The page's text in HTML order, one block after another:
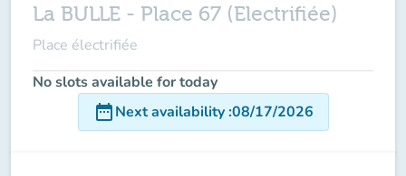
La BULLE - Place 67 (Electrifiée)
Place électrifiée
No slots available for today
date_rangeNext availability:08/17/2026